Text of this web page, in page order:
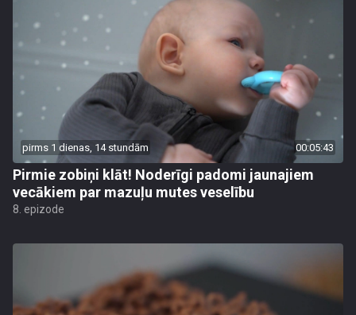
pirms 1 dienas, 14 stundām 00:05:43
Pirmie zobiņi klāt! Noderīgi padomi jaunajiem
vecākiem par mazuļu mutes veselību
8. epizode